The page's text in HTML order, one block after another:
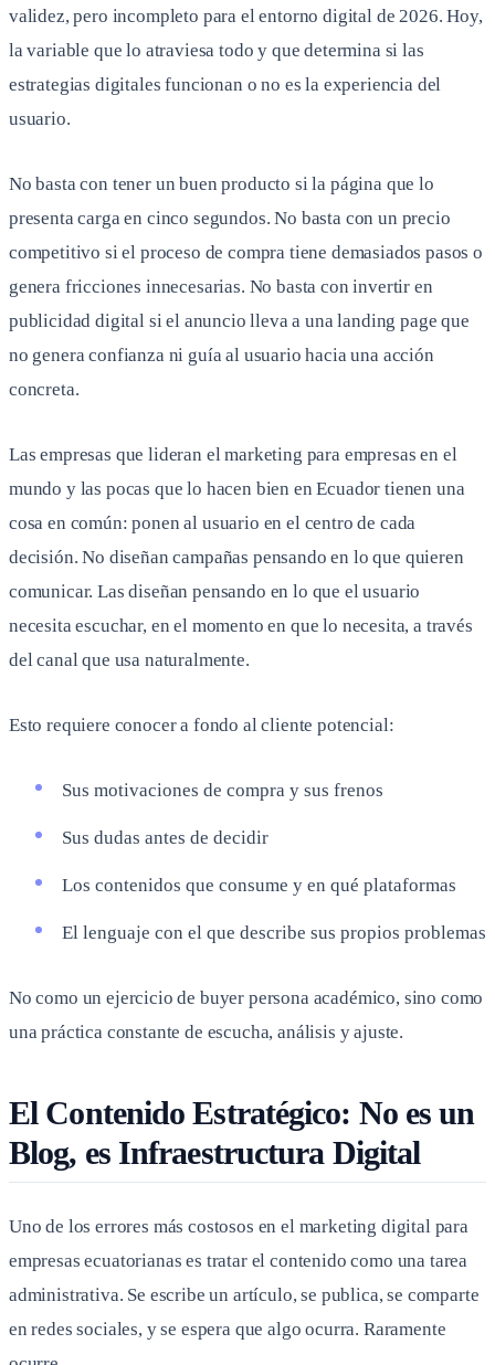
validez, pero incompleto para el entorno digital de 2026. Hoy,
la variable que lo atraviesa todo y que determina si las
estrategias digitales funcionan o no es la experiencia del
usuario.
No basta con tener un buen producto si la página que lo
presenta carga en cinco segundos. No basta con un precio
competitivo si el proceso de compra tiene demasiados pasos o
genera fricciones innecesarias. No basta con invertir en
publicidad digital si el anuncio lleva a una landing page que
no genera confianza ni guía al usuario hacia una acción
concreta.
Las empresas que lideran el marketing para empresas en el
mundo y las pocas que lo hacen bien en Ecuador tienen una
cosa en común: ponen al usuario en el centro de cada
decisión. No diseñan campañas pensando en lo que quieren
comunicar. Las diseñan pensando en lo que el usuario
necesita escuchar, en el momento en que lo necesita, a través
del canal que usa naturalmente.
Esto requiere conocer a fondo al cliente potencial:
Sus motivaciones de compra y sus frenos
Sus dudas antes de decidir
Los contenidos que consume y en qué plataformas
El lenguaje con el que describe sus propios problemas
No como un ejercicio de buyer persona académico, sino como
una práctica constante de escucha, análisis y ajuste.
El Contenido Estratégico: No es un
Blog, es Infraestructura Digital
Uno de los errores más costosos en el marketing digital para
empresas ecuatorianas es tratar el contenido como una tarea
administrativa. Se escribe un artículo, se publica, se comparte
en redes sociales, y se espera que algo ocurra. Raramente